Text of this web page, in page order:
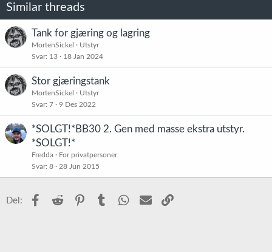
Similar threads
Tank for gjæring og lagring
MortenSickel
Utstyr
Svar 13 18 Jan 2024
Stor gjæringstank
MortenSickel
Utstyr
Svar 7 9 Des 2022
*SOLGT!*BB30 2. Gen med masse ekstra utstyr.
*SOLGT!*
Fredda
For privatpersoner
Svar 8 28 Jun 2015
Del: Facebook
Reddit PinterestTumblr WhatsApp
E-post